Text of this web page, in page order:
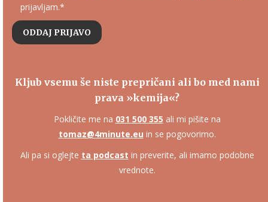
prijavljam.*
Kljub vsemu še niste prepričani ali bo med nami
prava »kemija«?
Pokličite me na 031 500 355 ali mi pišite na
tomaz@4minute.eu in se pogovorimo.
Ali pa si oglejte ta podcast in preverite, ali imamo podobne
vrednote.